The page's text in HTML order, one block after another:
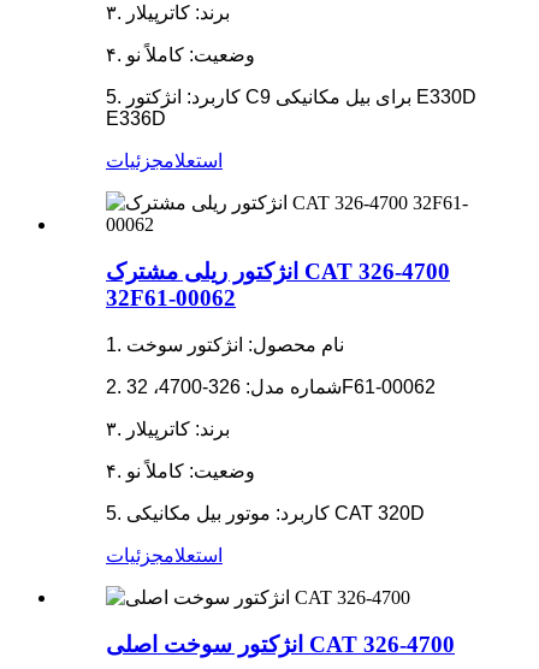
۳. برند: کاترپیلار
۴. وضعیت: کاملاً نو
5. کاربرد: انژکتور C9 برای بیل مکانیکی E330D
E336D
استعلامجزئیات
انژکتور ریلی مشترک CAT 326-4700
32F61-00062
1. نام محصول: انژکتور سوخت
2. شماره مدل: 326-4700، 32F61-00062
۳. برند: کاترپیلار
۴. وضعیت: کاملاً نو
5. کاربرد: موتور بیل مکانیکی CAT 320D
استعلامجزئیات
انژکتور سوخت اصلی CAT 326-4700